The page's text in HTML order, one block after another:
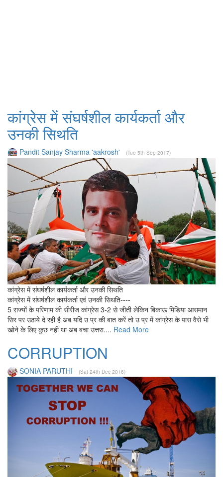
कांग्रेस में संघर्षशील कार्यकर्ता और
उनकी सिथति
Pandit Sanjay Sharma 'aakrosh' (Tue 5th Sep 2017)
कांग्रेस में संघर्षशील कार्यकर्ता और उनकी सिथति
कांग्रेस में संघर्षशील कार्यकर्ता एवं उनकी सिथति----
5 राज्यों के परिणाम की सीरीज कांग्रेस 3-2 से जीती लेकिन बिकाऊ मिडिया आसमान
सिर पर उठाये दे रही है अब यदि उ प्र की बात करें तो उ प्र में कांग्रेस के पास वैसे भी
खोने के लिए कुछ नहीं था अब बचा उत्तरा.... Read More
CORRUPTION
SONIA PARUTHI (Sat 24th Dec 2016)